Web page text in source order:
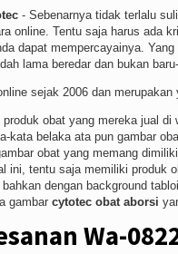
- Sebenarnya tidak terlalu
online. Tentu saja harus ada
dapat mempercayainya.
lama beredar dan bukan
sejak 2006 dan
obat yang mereka jual
kata belaka ata pun gambar
obat yang memang
ini, tentu saja memiliki produk
dengan background
gambar cytotec obat aborsi
Wa-